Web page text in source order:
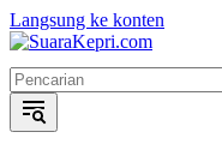
Langsung ke konten